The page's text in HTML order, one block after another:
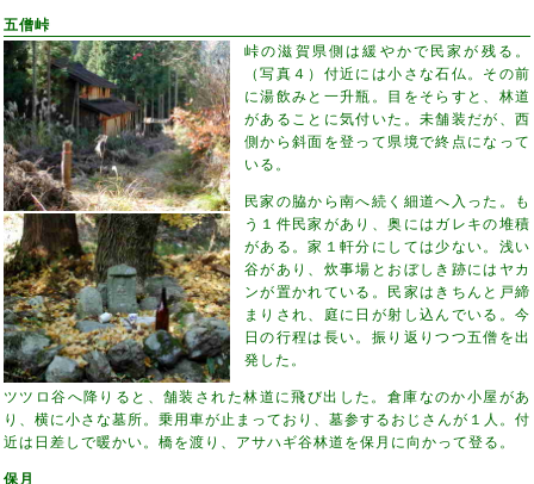
五僧峠
峠の滋賀県側は緩やかで民家が残る。
（写真４）付近には小さな石仏。その前
に湯飲みと一升瓶。目をそらすと、林道
があることに気付いた。未舗装だが、西
側から斜面を登って県境で終点になって
いる。
民家の脇から南へ続く細道へ入った。も
う１件民家があり、奥にはガレキの堆積
がある。家１軒分にしては少ない。浅い
谷があり、炊事場とおぼしき跡にはヤカ
ンが置かれている。民家はきちんと戸締
まりされ、庭に日が射し込んでいる。今
日の行程は長い。振り返りつつ五僧を出
発した。
ツツロ谷へ降りると、舗装された林道に飛び出した。倉庫なのか小屋があ
り、横に小さな墓所。乗用車が止まっており、墓参するおじさんが１人。付
近は日差しで暖かい。橋を渡り、アサハギ谷林道を保月に向かって登る。
保月